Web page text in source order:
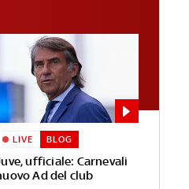
ufficiale: Carnevali
Ad del club
LIVE BLOG